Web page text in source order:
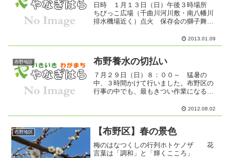
日時 １月１３日（日）午後３時場所
ちびっこ広場（千曲川河川敷・南八幡川
排水機場近く）点火 保存会の獅子舞奉
収方法１３日（日）午前９時より、各戸
へ育成会役員と子ども達が回収に伺いま
2013.01.09
布野地区 布野養水の切払い
７月２９日（日）８：００～ 猛暑の
中、３時間かけて行いました。布野区の
行事の中でも、最もきつい作業になるか
九隣組長を中心に進めます。きれいにな
りました。暑い中、大変ご苦労様でし
2012.08.02
布野地区 【布野区】春の景色
梅のはなつくしの行列ホトケノザ 花
言葉は「調和」と「輝くこころ」